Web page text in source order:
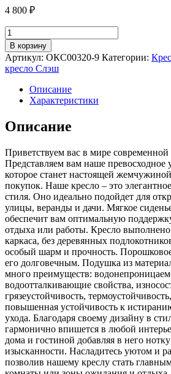
4 800 ₽
Количество
товара
Уличное
кресло
Лофтовик
Слэш
оксфорд
розовый
В корзину
Артикул: ОКС00320-9 Категории:
кресло Слэш
Описание
Характеристики
Описание
Приветствуем вас в мире
Представляем вам наше превосходное
которое станет настоящей
покупок. Наше кресло – это
стиля. Оно идеально подойдет для
улицы, веранды и дачи. Мягкое
обеспечит вам оптимальную
отдыха или работы. Кресло выполнено
каркаса, без деревянных
особый шарм и прочность.
его долговечным. Подушка из
много преимуществ:
водоотталкивающие свойства,
грязеустойчивость,
повышенная устойчивость к
ухода. Благодаря своему дизайну в
гармонично впишется в любой
дома и гостиной добавляя в него
изысканности. Насладитесь уютом и
позволив нашему креслу стать